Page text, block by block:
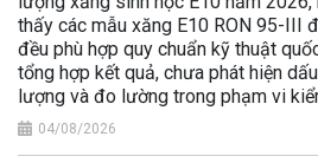
thấy các mẫu xăng E10 RON 95-III
đều phù hợp quy chuẩn kỹ thuật
tổng hợp kết quả, chưa phát hiện
lượng và đo lường trong phạm vi
04/08/2026